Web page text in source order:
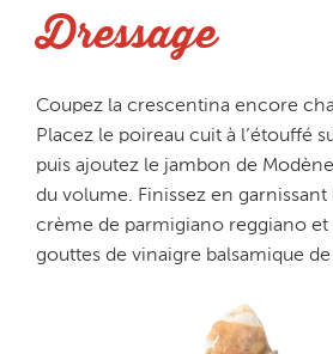
Dressage
Coupez la crescentina encore
Placez le poireau cuit à l’étouffé
puis ajoutez le jambon de
du volume. Finissez en garnissant
crème de parmigiano reggiano et
gouttes de vinaigre balsamique